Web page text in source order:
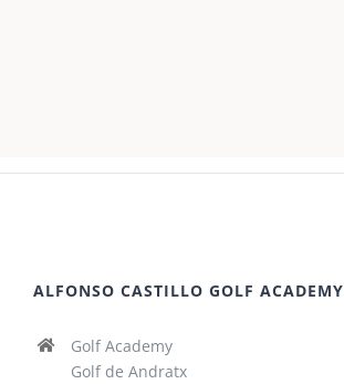
ALFONSO CASTILLO GOLF ACADEMY
Golf Academy
Golf de Andratx